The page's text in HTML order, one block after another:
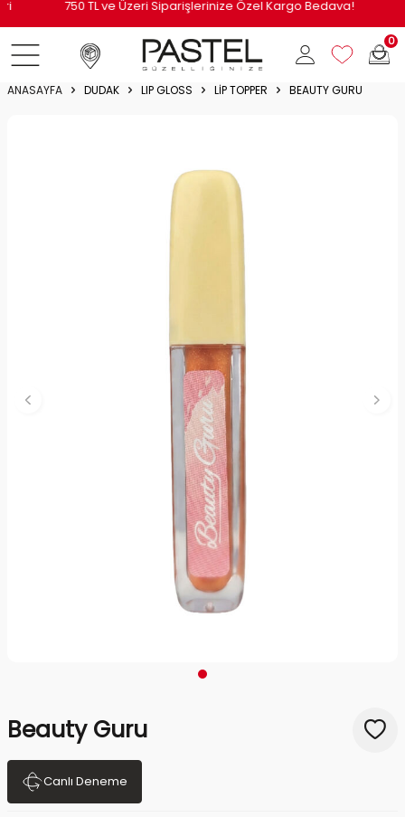
750 TL ve Üzeri Siparişlerinize Özel Kargo Bedava!
0
ANASAYFA DUDAK LIP GLOSS LIP TOPPER BEAUTY GURU
Beauty Guru
Canlı Deneme